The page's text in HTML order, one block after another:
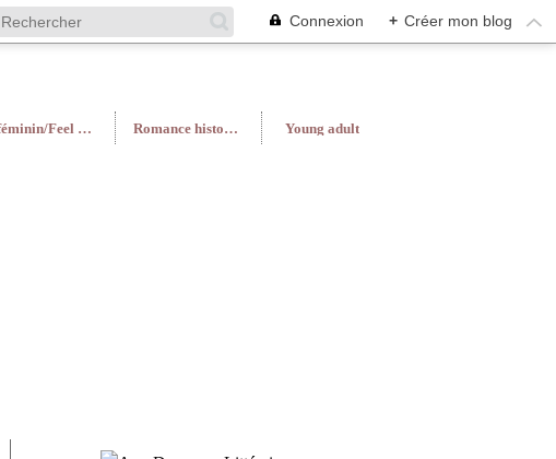
Connexion + Créer mon blog
Roman féminin/Feel Good Romance historique Young adult